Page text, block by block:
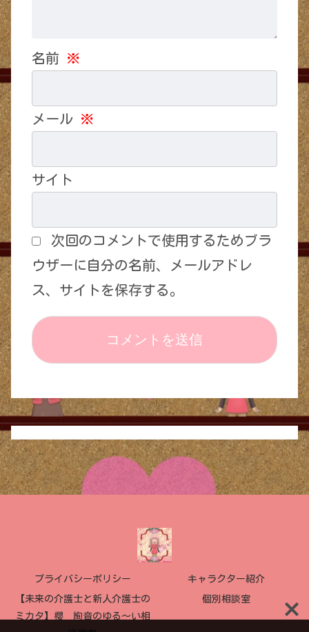
名前 ※
メール ※
サイト
次回のコメントで使用するためブラ
ウザーに自分の名前、メールアドレ
ス、サイトを保存する。
プライバシーポリシー キャラクター紹介
【未来の介護士と新人介護士の
ミカタ】櫻 絢音のゆる〜い相
個別相談室